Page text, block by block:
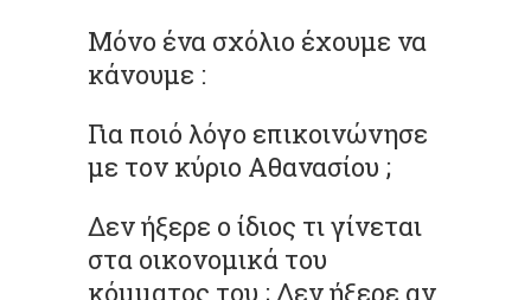
Μόνο ένα σχόλιο έχουμε να
κάνουμε :
Για ποιό λόγο επικοινώνησε
με τον κύριο Αθανασίου ;
Δεν ήξερε ο ίδιος τι γίνεται
στα οικονομικά του
κόμματος του ; Δεν ήξερε αν